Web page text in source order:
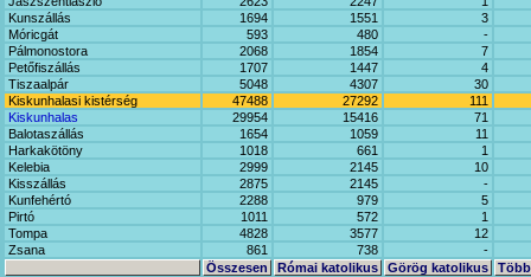
Kunszállás
1694 1551
3
Móricgát
593 480
-
Pálmonostora
2068 1854
7
Petőfiszállás
1707 1447
4
Tiszaalpár
5048 4307
30
Kiskunhalasi kistérség
47488 27292
111
Kiskunhalas
29954 15416
71
Balotaszállás
1654 1059
11
Harkakötöny
1018 661
1
Kelebia
2999 2145
10
Kisszállás
2875 2145
-
Kunfehértó
2288 979
5
Pirtó
1011 572
1
Tompa
4828 3577
12
Zsana
861 738
-
Összesen
Római katolikus Görög katolikus